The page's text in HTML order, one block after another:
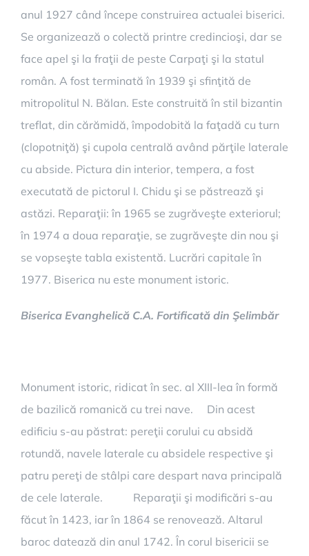
anul 1927 când începe construirea actualei biserici.
Se organizează o colectă printre credincioşi, dar se
face apel şi la fraţii de peste Carpaţi şi la statul
român. A fost terminată în 1939 şi sfinţită de
mitropolitul N. Bălan. Este construită în stil bizantin
treflat, din cărămidă, împodobită la faţadă cu turn
(clopotniţă) şi cupola centrală având părţile laterale
cu abside. Pictura din interior, tempera, a fost
executată de pictorul I. Chidu şi se păstrează şi
astăzi. Reparaţii: în 1965 se zugrăveşte exteriorul;
în 1974 a doua reparaţie, se zugrăveşte din nou şi
se vopseşte tabla existentă. Lucrări capitale în
1977. Biserica nu este monument istoric.
Biserica Evanghelică C.A. Fortificată din Şelimbăr
Monument istoric, ridicat în sec. al XIII-lea în formă
de bazilică romanică cu trei nave. Din acest
edificiu s-au păstrat: pereţii corului cu absidă
rotundă, navele laterale cu absidele respective şi
patru pereţi de stâlpi care despart nava principală
de cele laterale. Reparaţii şi modificări s-au
făcut în 1423, iar în 1864 se renovează. Altarul
baroc datează din anul 1742. În corul bisericii se